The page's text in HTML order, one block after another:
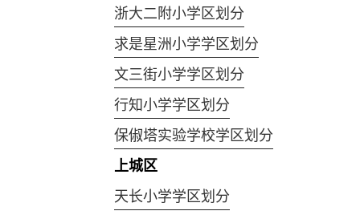
浙大二附小学区划分
求是星洲小学学区划分
文三街小学学区划分
行知小学学区划分
保俶塔实验学校学区划分
上城区
天长小学学区划分